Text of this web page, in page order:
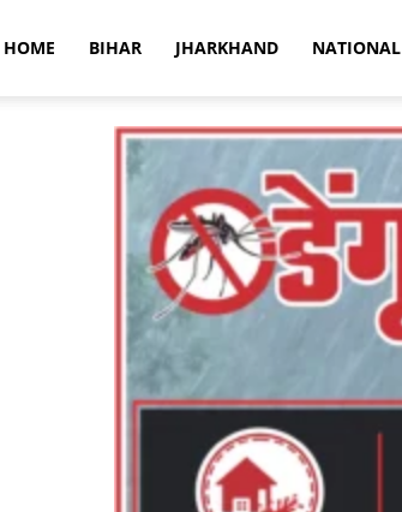
HOME BIHAR JHARKHAND NATIONAL